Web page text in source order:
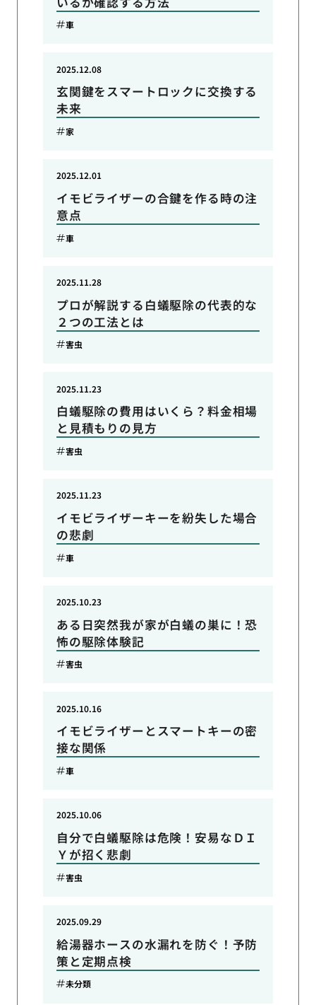
車
玄関鍵をスマートロックに交換する
未来
2025.12.08
家
イモビライザーの合鍵を作る時の注
意点
2025.12.01
車
プロが解説する白蟻駆除の代表的な
２つの工法とは
2025.11.28
害虫
白蟻駆除の費用はいくら？料金相場
と見積もりの見方
2025.11.23
害虫
イモビライザーキーを紛失した場合
の悲劇
2025.11.23
車
ある日突然我が家が白蟻の巣に！恐
怖の駆除体験記
2025.10.23
害虫
イモビライザーとスマートキーの密
接な関係
2025.10.16
車
自分で白蟻駆除は危険！安易なＤＩ
Ｙが招く悲劇
2025.10.06
害虫
給湯器ホースの水漏れを防ぐ！予防
策と定期点検
2025.09.29
未分類